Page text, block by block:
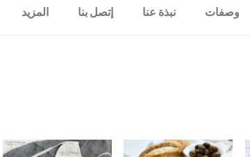
وصفات نبذة عنا إتصل بنا المزيد